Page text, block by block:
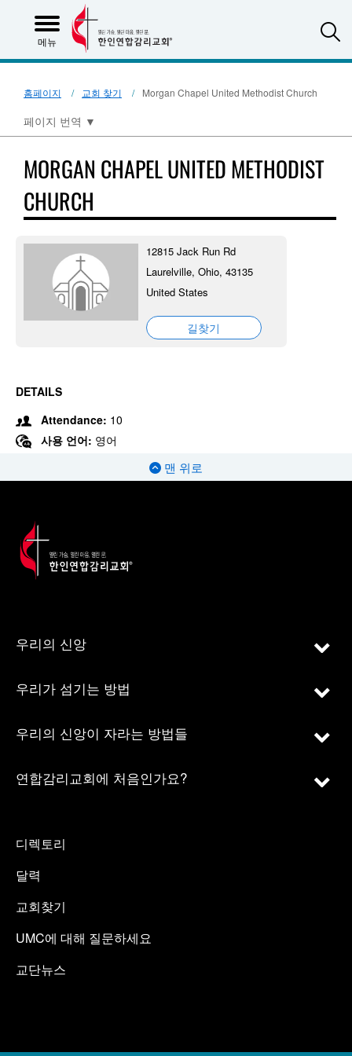
메뉴
홈페이지 교회 찾기 Morgan Chapel United Methodist Church
페이지 번역 ▼
MORGAN CHAPEL UNITED METHODIST
CHURCH
12815 Jack Run Rd
Laurelville, Ohio, 43135
United States
길찾기
DETAILS
Attendance: 10
사용 언어: 영어
맨 위로
우리의 신앙
우리가 섬기는 방법
우리의 신앙이 자라는 방법들
연합감리교회에 처음인가요?
디렉토리
달력
교회찾기
UMC에 대해 질문하세요
교단뉴스